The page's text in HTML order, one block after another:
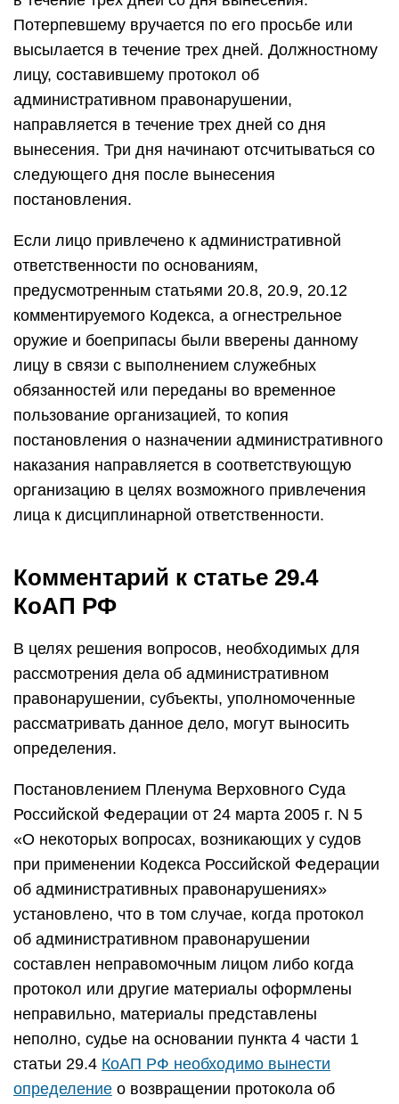
Потерпевшему вручается по его просьбе или
высылается в течение трех дней. Должностному
лицу, составившему протокол об
административном правонарушении,
направляется в течение трех дней со дня
вынесения. Три дня начинают отсчитываться со
следующего дня после вынесения
постановления.
Если лицо привлечено к административной
ответственности по основаниям,
предусмотренным статьями 20.8, 20.9, 20.12
комментируемого Кодекса, а огнестрельное
оружие и боеприпасы были вверены данному
лицу в связи с выполнением служебных
обязанностей или переданы во временное
пользование организацией, то копия
постановления о назначении административного
наказания направляется в соответствующую
организацию в целях возможного привлечения
лица к дисциплинарной ответственности.
Комментарий к статье 29.4
КоАП РФ
В целях решения вопросов, необходимых для
рассмотрения дела об административном
правонарушении, субъекты, уполномоченные
рассматривать данное дело, могут выносить
определения.
Постановлением Пленума Верховного Суда
Российской Федерации от 24 марта 2005 г. N 5
«О некоторых вопросах, возникающих у судов
при применении Кодекса Российской Федерации
об административных правонарушениях»
установлено, что в том случае, когда протокол
об административном правонарушении
составлен неправомочным лицом либо когда
протокол или другие материалы оформлены
неправильно, материалы представлены
неполно, судье на основании пункта 4 части 1
статьи 29.4 КоАП РФ необходимо вынести
определение о возвращении протокола об